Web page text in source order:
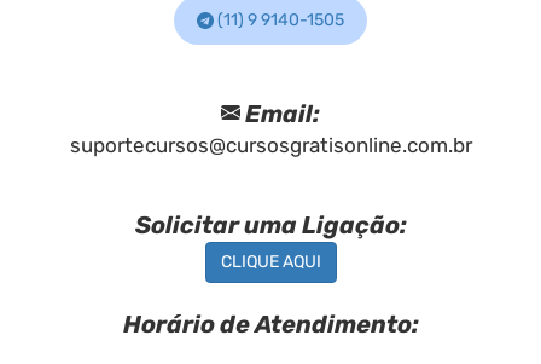
(11) 9 9140-1505
Email:
suportecursos@cursosgratisonline.com.br
Solicitar uma Ligação:
CLIQUE AQUI
Horário de Atendimento: